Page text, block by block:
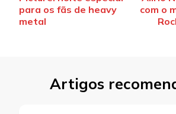
de
post
para os fãs de heavy
com o
Artigos